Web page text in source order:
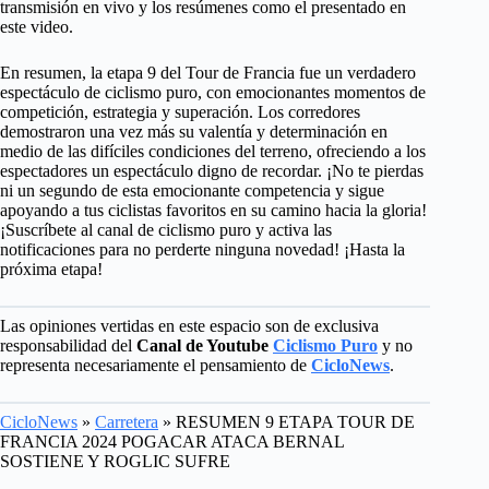
transmisión en vivo y los resúmenes como el presentado en
este video.
En resumen, la etapa 9 del Tour de Francia fue un verdadero
espectáculo de ciclismo puro, con emocionantes momentos de
competición, estrategia y superación. Los corredores
demostraron una vez más su valentía y determinación en
medio de las difíciles condiciones del terreno, ofreciendo a los
espectadores un espectáculo digno de recordar. ¡No te pierdas
ni un segundo de esta emocionante competencia y sigue
apoyando a tus ciclistas favoritos en su camino hacia la gloria!
¡Suscríbete al canal de ciclismo puro y activa las
notificaciones para no perderte ninguna novedad! ¡Hasta la
próxima etapa!
Las opiniones vertidas en este espacio son de exclusiva
responsabilidad del Canal de Youtube Ciclismo Puro y no
representa necesariamente el pensamiento de CicloNews.
CicloNews » Carretera » RESUMEN 9 ETAPA TOUR DE
FRANCIA 2024 POGACAR ATACA BERNAL
SOSTIENE Y ROGLIC SUFRE